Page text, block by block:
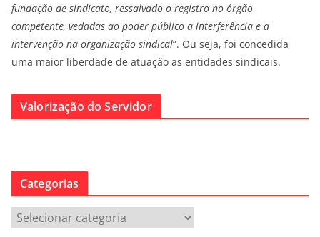
fundação de sindicato, ressalvado o registro no órgão
competente, vedadas ao poder público a interferência e a
intervenção na organização sindical”. Ou seja, foi concedida
uma maior liberdade de atuação as entidades sindicais.
Valorização do Servidor
Categorias
a